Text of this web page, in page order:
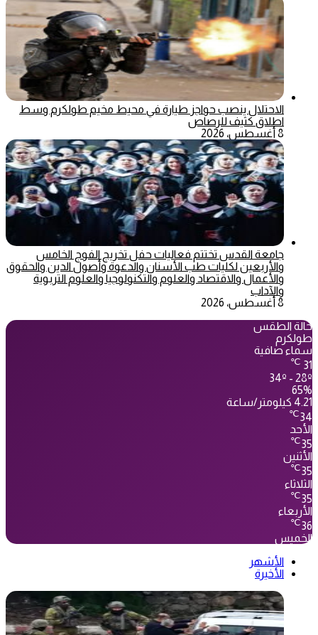
الاحتلال ينصب حواجز طيارة في محيط مخيم طولكرم وسط
اطلاق كثيف للرصاص
8 أغسطس، 2026
جامعة القدس تختتم فعاليات حفل تخريج الفوج الخامس
والأربعين لكليات طب الأسنان والدعوة وأصول الدين والحقوق
والأعمال والاقتصاد والعلوم والتكنولوجيا والعلوم التربوية
والآداب
8 أغسطس، 2026
حالة الطقس
طولكرم
سماء صافية
31
℃
34º - 28º
65%
4.21 كيلومتر/ساعة
34
℃
الأحد
35
℃
الأثنين
35
℃
الثلاثاء
35
℃
الأربعاء
36
℃
الخميس
الأشهر
الأخيرة